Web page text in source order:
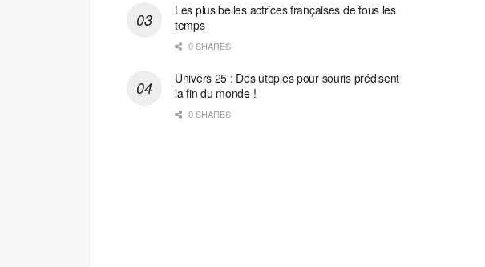
Les plus belles actrices françaises de tous les
temps
0 SHARES
Univers 25 : Des utopies pour souris prédisent
la fin du monde !
0 SHARES